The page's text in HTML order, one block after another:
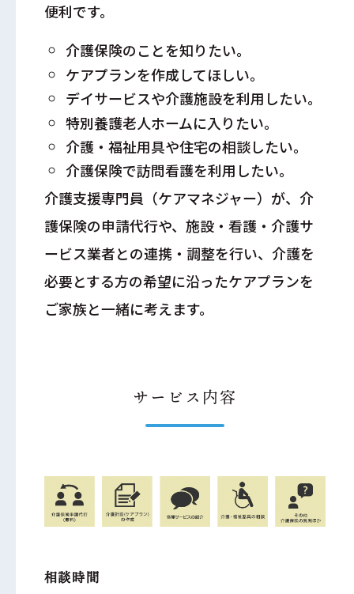
便利です。
介護保険のことを知りたい。
ケアプランを作成してほしい。
デイサービスや介護施設を利用したい。
特別養護老人ホームに入りたい。
介護・福祉用具や住宅の相談したい。
介護保険で訪問看護を利用したい。
介護支援専門員（ケアマネジャー）が、介
護保険の申請代行や、施設・看護・介護サ
ービス業者との連携・調整を行い、介護を
必要とする方の希望に沿ったケアプランを
ご家族と一緒に考えます。
サービス内容
相談時間